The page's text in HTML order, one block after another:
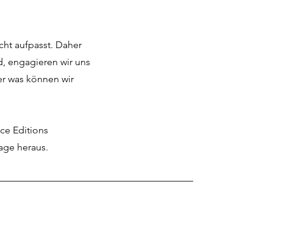
aufpasst. Daher
engagieren wir uns
was können wir
Editions
heraus.